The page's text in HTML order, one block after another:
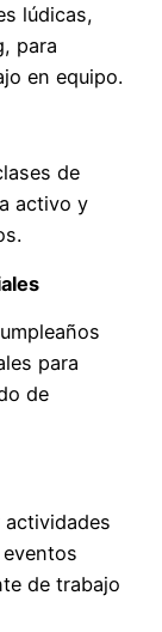
lúdicas,
para
en equipo.
de
activo y
para
de
de trabajo